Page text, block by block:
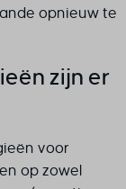
opnieuw te
zijn er
voor
op zowel